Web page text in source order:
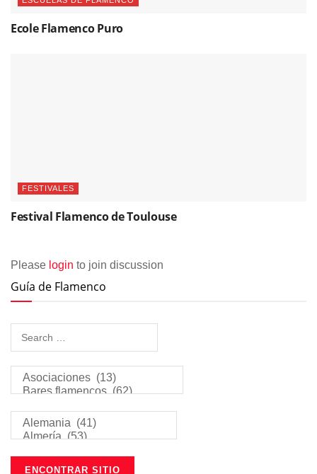
Ecole Flamenco Puro
FESTIVALES
Festival Flamenco de Toulouse
Please login to join discussion
Guía de Flamenco